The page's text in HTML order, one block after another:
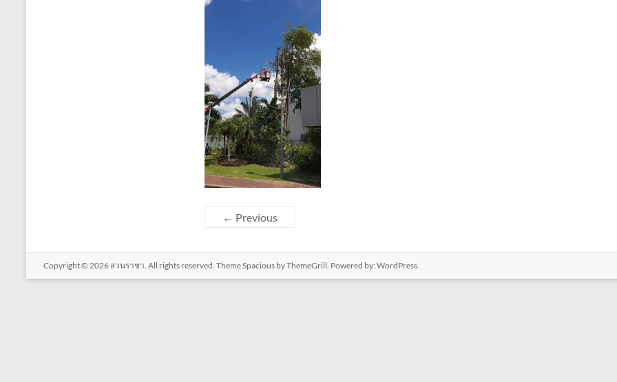
← Previous
Copyright © 2026 สวนราชา . All rights reserved. ThemeSpacious by ThemeGrill. Powered by: WordPress